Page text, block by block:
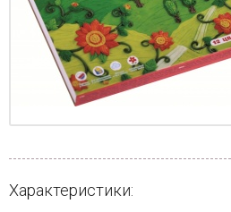
Характеристики: